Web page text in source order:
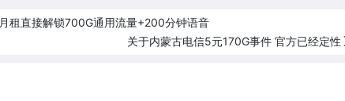
租直接解锁700G通用流量+200分钟语音
关于内蒙古电信5元170G事件 官方已经定性